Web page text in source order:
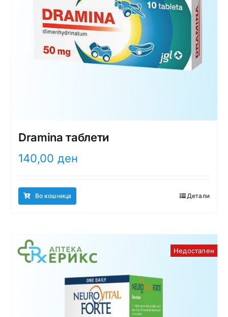
Dramina таблети
140,00 ден
Во кошница Детали
Недостапен